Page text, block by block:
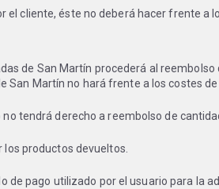
cliente, éste no deberá hacer frente a
de San Martín procederá al
San Martín no hará frente a los costes
tendrá derecho a reembolso de
los productos devueltos.
pago utilizado por el usuario para la